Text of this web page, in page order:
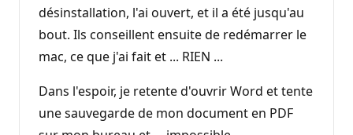
désinstallation, l'ai ouvert, et il a été jusqu'au
bout. Ils conseillent ensuite de redémarrer le
mac, ce que j'ai fait et ... RIEN ...
Dans l'espoir, je retente d'ouvrir Word et tente
une sauvegarde de mon document en PDF